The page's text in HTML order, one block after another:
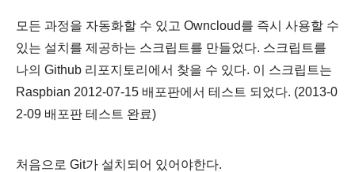
모든 과정을 자동화할 수 있고 Owncloud를 즉시 사용할 수
있는 설치를 제공하는 스크립트를 만들었다. 스크립트를
나의 Github 리포지토리에서 찾을 수 있다. 이 스크립트는
Raspbian 2012-07-15 배포판에서 테스트 되었다. (2013-0
2-09 배포판 테스트 완료)
처음으로 Git가 설치되어 있어야한다.